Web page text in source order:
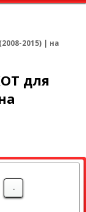
2015) | на
для
-